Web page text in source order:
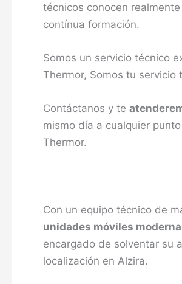
técnicos conocen
contínua formación.
Somos un servicio técnico
Thermor, Somos tu
Contáctanos y te
mismo día a cualquier
Thermor.
Con un equipo técnico de
unidades móviles
encargado de solventar su
localización en Alzira.